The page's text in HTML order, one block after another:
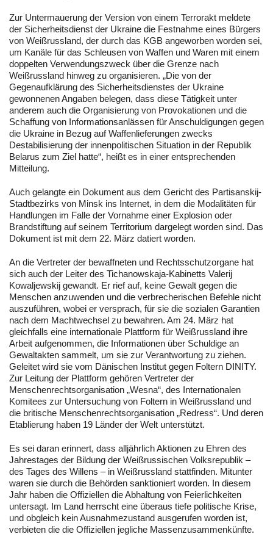
Zur Untermauerung der Version von einem Terrorakt meldete
der Sicherheitsdienst der Ukraine die Festnahme eines Bürgers
von Weißrussland, der durch das KGB angeworben worden sei,
um Kanäle für das Schleusen von Waffen und Waren mit einem
doppelten Verwendungszweck über die Grenze nach
Weißrussland hinweg zu organisieren. „Die von der
Gegenaufklärung des Sicherheitsdienstes der Ukraine
gewonnenen Angaben belegen, dass diese Tätigkeit unter
anderem auch die Organisierung von Provokationen und die
Schaffung von Informationsanlässen für Anschuldigungen gegen
die Ukraine in Bezug auf Waffenlieferungen zwecks
Destabilisierung der innenpolitischen Situation in der Republik
Belarus zum Ziel hatte“, heißt es in einer entsprechenden
Mitteilung.
Auch gelangte ein Dokument aus dem Gericht des Partisanskij-
Stadtbezirks von Minsk ins Internet, in dem die Modalitäten für
Handlungen im Falle der Vornahme einer Explosion oder
Brandstiftung auf seinem Territorium dargelegt worden sind. Das
Dokument ist mit dem 22. März datiert worden.
An die Vertreter der bewaffneten und Rechtsschutzorgane hat
sich auch der Leiter des Tichanowskaja-Kabinetts Valerij
Kowaljewskij gewandt. Er rief auf, keine Gewalt gegen die
Menschen anzuwenden und die verbrecherischen Befehle nicht
auszuführen, wobei er versprach, für sie die sozialen Garantien
nach dem Machtwechsel zu bewahren. Am 24. März hat
gleichfalls eine internationale Plattform für Weißrussland ihre
Arbeit aufgenommen, die Informationen über Schuldige an
Gewaltakten sammelt, um sie zur Verantwortung zu ziehen.
Geleitet wird sie vom Dänischen Institut gegen Foltern DINITY.
Zur Leitung der Plattform gehören Vertreter der
Menschenrechtsorganisation „Wesna“, des Internationalen
Komitees zur Untersuchung von Foltern in Weißrussland und
die britische Menschenrechtsorganisation „Redress“. Und deren
Etablierung haben 19 Länder der Welt unterstützt.
Es sei daran erinnert, dass alljährlich Aktionen zu Ehren des
Jahrestages der Bildung der Weißrussischen Volksrepublik –
des Tages des Willens – in Weißrussland stattfinden. Mitunter
waren sie durch die Behörden sanktioniert worden. In diesem
Jahr haben die Offiziellen die Abhaltung von Feierlichkeiten
untersagt. Im Land herrscht eine überaus tiefe politische Krise,
und obgleich kein Ausnahmezustand ausgerufen worden ist,
verbieten die die Offiziellen jegliche Massenzusammenkünfte.